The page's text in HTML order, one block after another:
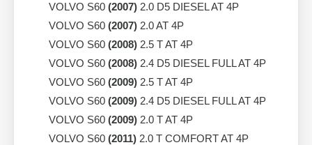
VOLVO S60 (2007) 2.0 D5 DIESEL AT 4P
VOLVO S60 (2007) 2.0 AT 4P
VOLVO S60 (2008) 2.5 T AT 4P
VOLVO S60 (2008) 2.4 D5 DIESEL FULL AT 4P
VOLVO S60 (2009) 2.5 T AT 4P
VOLVO S60 (2009) 2.4 D5 DIESEL FULL AT 4P
VOLVO S60 (2009) 2.0 T AT 4P
VOLVO S60 (2011) 2.0 T COMFORT AT 4P